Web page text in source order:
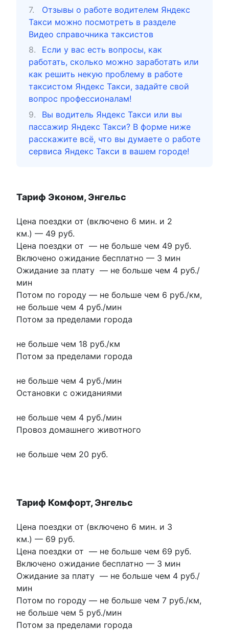
Отзывы о работе водителем Яндекс
Такси можно посмотреть в разделе
Видео справочника таксистов
Если у вас есть вопросы, как
работать, сколько можно заработать или
как решить некую проблему в работе
таксистом Яндекс Такси, задайте свой
вопрос профессионалам!
Вы водитель Яндекс Такси или вы
пассажир Яндекс Такси? В форме ниже
расскажите всё, что вы думаете о работе
сервиса Яндекс Такси в вашем городе!
Тариф Эконом, Энгельс
Цена поездки от (включено 6 мин. и 2
км.) — 49 руб.
Цена поездки от — не больше чем 49 руб.
Включено ожидание бесплатно — 3 мин
Ожидание за плату — не больше чем 4 руб./
мин
Потом по городу — не больше чем 6 руб./км,
не больше чем 4 руб./мин
Потом за пределами города
не больше чем 18 руб./км
Потом за пределами города
не больше чем 4 руб./мин
Остановки с ожиданиями
не больше чем 4 руб./мин
Провоз домашнего животного
не больше чем 20 руб.
Тариф Комфорт, Энгельс
Цена поездки от (включено 6 мин. и 3
км.) — 69 руб.
Цена поездки от — не больше чем 69 руб.
Включено ожидание бесплатно — 3 мин
Ожидание за плату — не больше чем 4 руб./
мин
Потом по городу — не больше чем 7 руб./км,
не больше чем 5 руб./мин
Потом за пределами города